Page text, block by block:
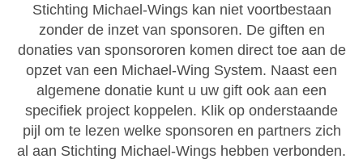
Stichting Michael-Wings kan niet voortbestaan
zonder de inzet van sponsoren. De giften en
donaties van sponsororen komen direct toe aan de
opzet van een Michael-Wing System. Naast een
algemene donatie kunt u uw gift ook aan een
specifiek project koppelen. Klik op onderstaande
pijl om te lezen welke sponsoren en partners zich
al aan Stichting Michael-Wings hebben verbonden.